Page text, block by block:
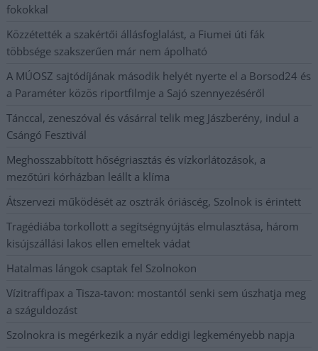
fokokkal
Közzétették a szakértői állásfoglalást, a Fiumei úti fák
többsége szakszerűen már nem ápolható
A MÚOSZ sajtódíjának második helyét nyerte el a Borsod24 és
a Paraméter közös riportfilmje a Sajó szennyezéséről
Tánccal, zeneszóval és vásárral telik meg Jászberény, indul a
Csángó Fesztivál
Meghosszabbított hőségriasztás és vízkorlátozások, a
mezőtúri kórházban leállt a klíma
Átszervezi működését az osztrák óriáscég, Szolnok is érintett
Tragédiába torkollott a segítségnyújtás elmulasztása, három
kisújszállási lakos ellen emeltek vádat
Hatalmas lángok csaptak fel Szolnokon
Vízitraffipax a Tisza-tavon: mostantól senki sem úszhatja meg
a száguldozást
Szolnokra is megérkezik a nyár eddigi legkeményebb napja